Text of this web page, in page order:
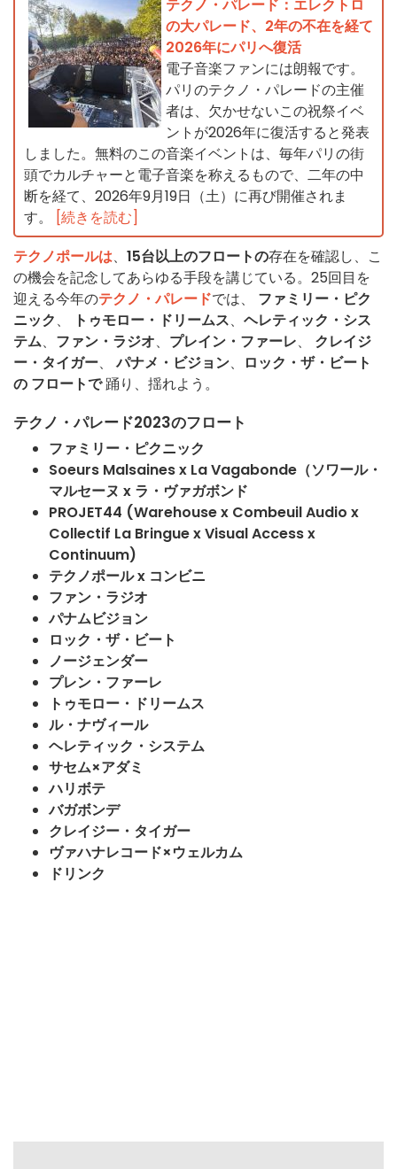
テクノ・パレード：エレクトロ
の大パレード、2年の不在を経て
2026年にパリへ復活
電子音楽ファンには朗報です。
パリのテクノ・パレードの主催
者は、欠かせないこの祝祭イベ
ントが2026年に復活すると発表
しました。無料のこの音楽イベントは、毎年パリの街
頭でカルチャーと電子音楽を称えるもので、二年の中
断を経て、2026年9月19日（土）に再び開催されま
す。
[続きを読む]
テクノポールは、 15台以上のフロートの存在を確認し、こ
の機会を記念してあらゆる手段を講じている。25回目を
迎える今年のテクノ・パレードでは、
ファミリー・ピク
ニック、 トゥモロー・ドリームス、 ヘレティック・シス
テム、 ファン・ラジオ、 プレイン・ファーレ、
クレイジ
ー・タイガー、 パナメ・ビジョン、
ロック・ザ・ビート
の フロートで踊り、揺れよう。
テクノ・パレード2023のフロート
ファミリー・ピクニック
Soeurs Malsaines x La Vagabonde（ソワール・
マルセーヌ x ラ・ヴァガボンド
PROJET44 (Warehouse x Combeuil Audio x
Collectif La Bringue x Visual Access x
Continuum)
テクノポール x コンビニ
ファン・ラジオ
パナムビジョン
ロック・ザ・ビート
ノージェンダー
プレン・ファーレ
トゥモロー・ドリームス
ル・ナヴィール
ヘレティック・システム
サセム×アダミ
ハリボテ
バガボンデ
クレイジー・タイガー
ヴァハナレコード×ウェルカム
ドリンク